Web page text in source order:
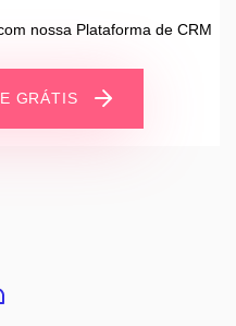
nossa Plataforma de CRM
GRÁTIS